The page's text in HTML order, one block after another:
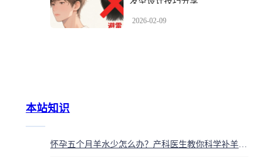
2026-02-09
本站知识
怀孕五个月羊水少怎么办？产科医生教你科学补羊水的方法